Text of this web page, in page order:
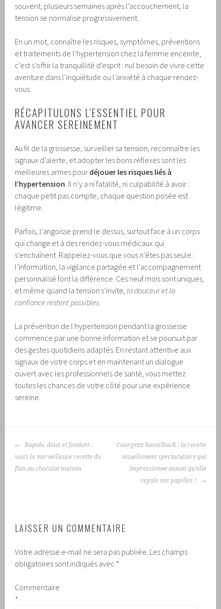
souvent, plusieurs semaines après l’accouchement, la
tension se normalise progressivement.
En un mot, connaître les risques, symptômes, préventions
et traitements de l’hypertension chez la femme enceinte,
c’est s’offrir la tranquillité d’esprit : nul besoin de vivre cette
aventure dans l’inquiétude ou l’anxiété à chaque rendez-
vous.
RÉCAPITULONS L’ESSENTIEL POUR
AVANCER SEREINEMENT
Au fil de la grossesse, surveiller sa tension, reconnaître les
signaux d’alerte, et adopter les bons réflexes sont les
meilleures armes pour déjouer les risques liés à
l’hypertension . Il n’y a ni fatalité, ni culpabilité à avoir :
chaque petit pas compte, chaque question posée est
légitime.
Parfois, l’angoisse prend le dessus, surtout face à un corps
qui change et à des rendez-vous médicaux qui
s’enchaînent. Rappelez-vous que vous n’êtes pas seule :
l’information, la vigilance partagée et l’accompagnement
personnalisé font la différence. Ces neuf mois sont uniques,
et même quand la tension s’invite, la douceur et la
confiance restent possibles
La prévention de l’hypertension pendant la grossesse
commence par une bonne information et se poursuit par
des gestes quotidiens adaptés. En restant attentive aux
signaux de votre corps et en maintenant un dialogue
ouvert avec les professionnels de santé, vous mettez
toutes les chances de votre côté pour une expérience
sereine.
NAVIGATION
DES
ARTICLES
Rapide, doux et fondant :
voici la merveilleuse recette du
flan au chocolat maison
Courgette hasselback : la recette
visuellement spectaculaire qui
impressionne autant qu’elle
régale vos papilles !
LAISSER UN COMMENTAIRE
Votre adresse e-mail ne sera pas publiée. Les champs
obligatoires sont indiqués avec *
Commentaire
*